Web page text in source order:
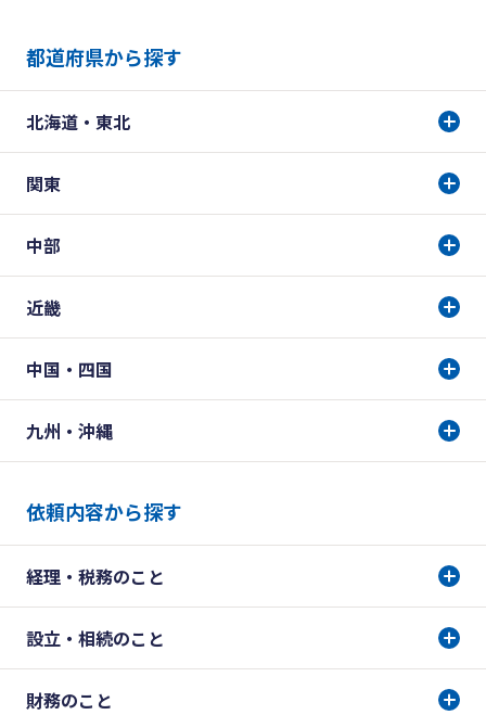
都道府県から探す
北海道・東北
関東
中部
近畿
中国・四国
九州・沖縄
依頼内容から探す
経理・税務のこと
設立・相続のこと
財務のこと